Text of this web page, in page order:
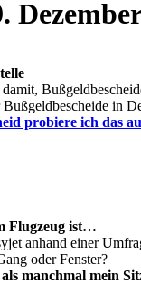
in
probiere ich das
Flugzeug ist…
anhand einer
oder Fenster?
manchmal mein